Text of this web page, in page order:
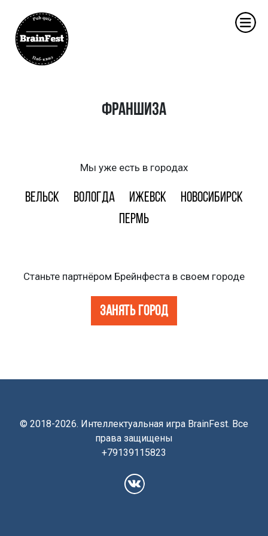
Франшиза
Мы уже есть в городах
Вельск Вологда Ижевск
Новосибирск
Пермь
Станьте партнёром Брейнфеста в своем городе
ЗАНЯТЬ ГОРОД
© 2018-2026. Интеллектуальная игра BrainFest. Все
права защищены
+79139115823